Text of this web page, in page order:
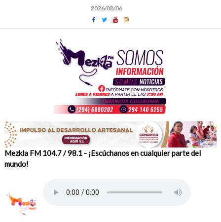
content
2026/08/06
Mezkla FM 104.7 / 98.1 - ¡Escúchanos en cualquier parte del
mundo!